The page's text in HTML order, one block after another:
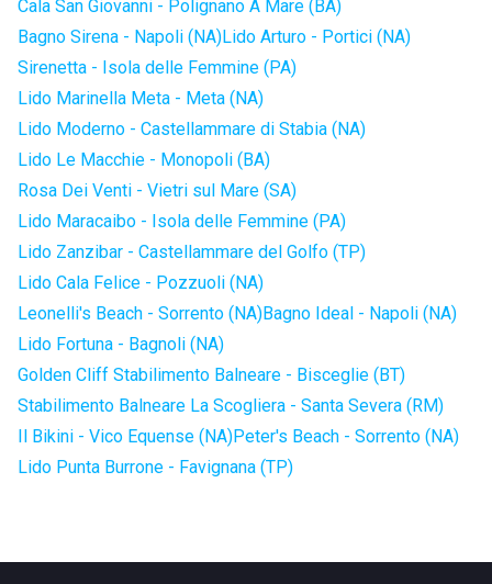
Cala San Giovanni - Polignano A Mare (BA)
Bagno Sirena - Napoli (NA)Lido Arturo - Portici (NA)
Sirenetta - Isola delle Femmine (PA)
Lido Marinella Meta - Meta (NA)
Lido Moderno - Castellammare di Stabia (NA)
Lido Le Macchie - Monopoli (BA)
Rosa Dei Venti - Vietri sul Mare (SA)
Lido Maracaibo - Isola delle Femmine (PA)
Lido Zanzibar - Castellammare del Golfo (TP)
Lido Cala Felice - Pozzuoli (NA)
Leonelli's Beach - Sorrento (NA)Bagno Ideal - Napoli (NA)
Lido Fortuna - Bagnoli (NA)
Golden Cliff Stabilimento Balneare - Bisceglie (BT)
Stabilimento Balneare La Scogliera - Santa Severa (RM)
Il Bikini - Vico Equense (NA)Peter's Beach - Sorrento (NA)
Lido Punta Burrone - Favignana (TP)